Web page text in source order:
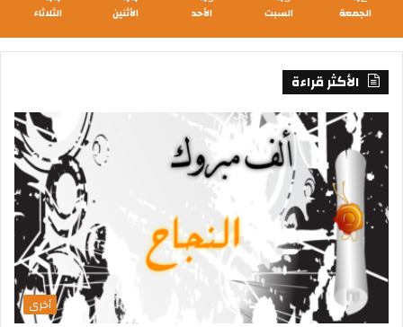
الجمعة السبت الأحد الأثنين الثلاثاء
الأكثر قراءة
أخرى